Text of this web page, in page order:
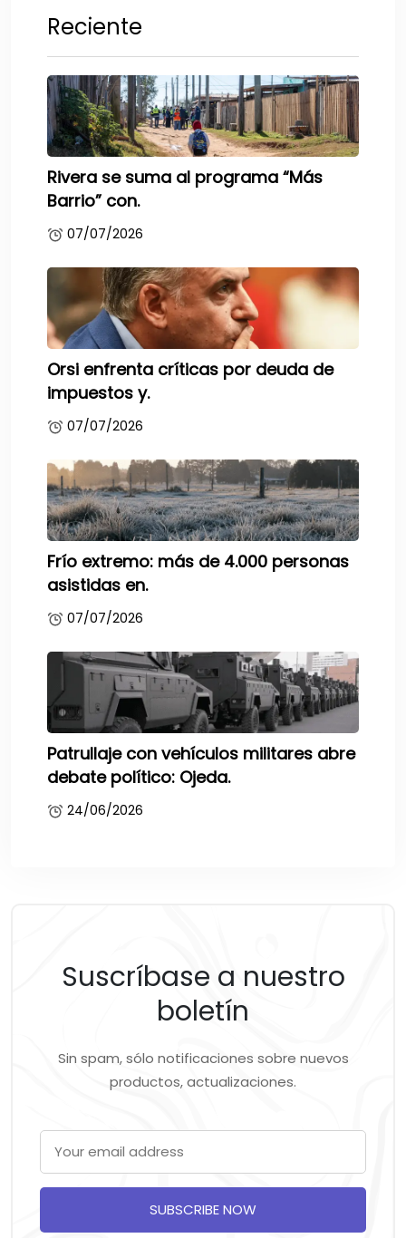
Reciente
Rivera se suma al programa “Más
Barrio” con.
07/07/2026
Orsi enfrenta críticas por deuda de
impuestos y.
07/07/2026
Frío extremo: más de 4.000 personas
asistidas en.
07/07/2026
Patrullaje con vehículos militares abre
debate político: Ojeda.
24/06/2026
Suscríbase a nuestro
boletín
Sin spam, sólo notificaciones sobre nuevos
productos, actualizaciones.
SUBSCRIBE NOW